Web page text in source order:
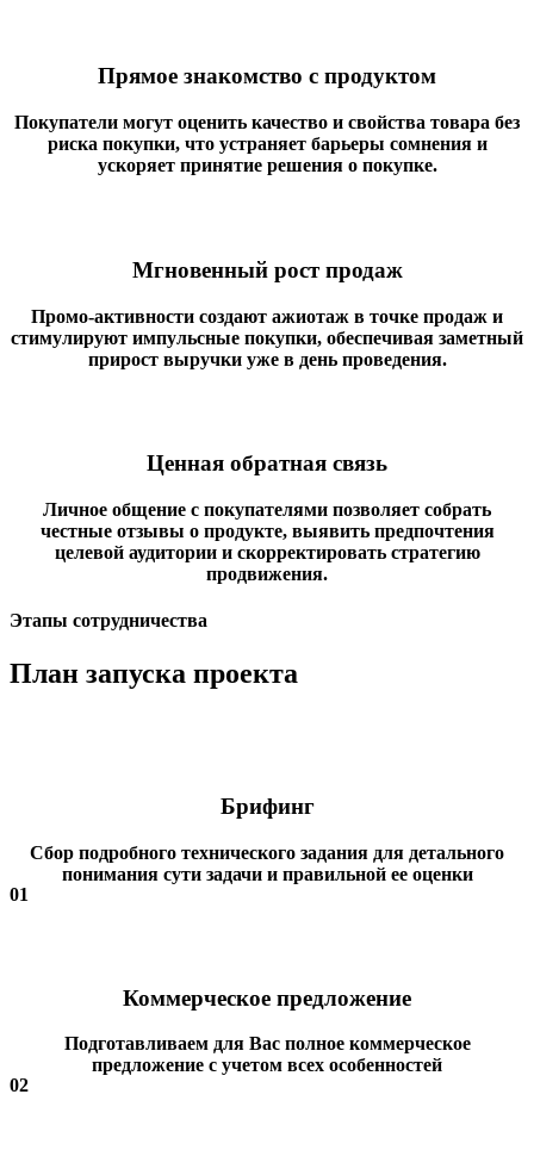
Прямое знакомство с продуктом
Покупатели могут оценить качество и свойства товара без
риска покупки, что устраняет барьеры сомнения и
ускоряет принятие решения о покупке.
Мгновенный рост продаж
Промо-активности создают ажиотаж в точке продаж и
стимулируют импульсные покупки, обеспечивая заметный
прирост выручки уже в день проведения.
Ценная обратная связь
Личное общение с покупателями позволяет собрать
честные отзывы о продукте, выявить предпочтения
целевой аудитории и скорректировать стратегию
продвижения.
Этапы сотрудничества
План запуска проекта
Брифинг
Сбор подробного технического задания для детального
понимания сути задачи и правильной ее оценки
01
Коммерческое предложение
Подготавливаем для Вас полное коммерческое
предложение с учетом всех особенностей
02